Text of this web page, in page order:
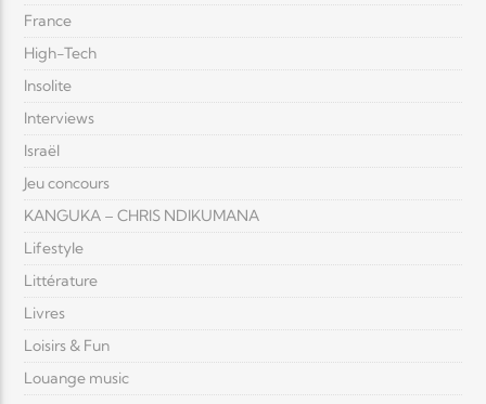
France
High-Tech
Insolite
Interviews
Israël
Jeu concours
KANGUKA – CHRIS NDIKUMANA
Lifestyle
Littérature
Livres
Loisirs & Fun
Louange music